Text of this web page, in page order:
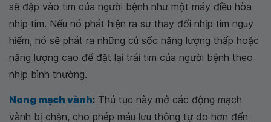
sẽ đập vào tim của người bệnh như một máy điều hòa
nhịp tim. Nếu nó phát hiện ra sự thay đổi nhịp tim nguy
hiểm, nó sẽ phát ra những cú sốc năng lượng thấp hoặc
năng lượng cao để đặt lại trái tim của người bệnh theo
nhịp bình thường.
Nong mạch vành: Thủ tục này mở các động mạch
vành bị chặn, cho phép máu lưu thông tự do hơn đến